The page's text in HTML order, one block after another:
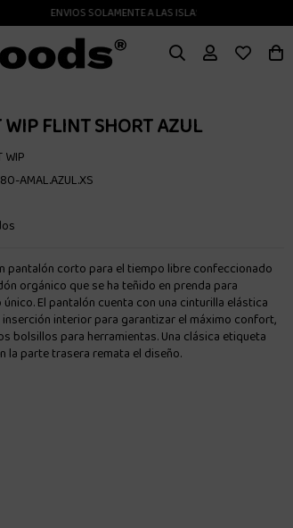
ENVIOS SOLAMENTE A LAS ISLAS CANARIAS
FLINT SHORT AZUL
WIP
AMAL.AZUL.XS
pantalón corto para el tiempo libre confeccionado
orgánico que se ha teñido en prenda para
El pantalón cuenta con una cinturilla elástica
interior para garantizar el máximo confort,
bolsillos para herramientas. Una clásica etiqueta
la parte trasera remata el diseño.